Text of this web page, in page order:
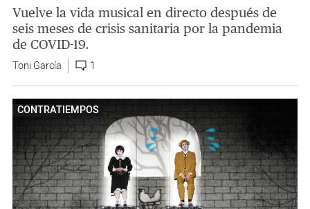
Vuelve la vida musical en directo después de
seis meses de crisis sanitaria por la pandemia
de COVID-19.
Toni García 1
CONTRATIEMPOS